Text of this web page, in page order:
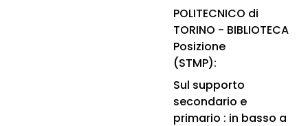
POLITECNICO di
TORINO - BIBLIOTECA
Posizione
(STMP):
Sul supporto
secondario e
primario : in basso a